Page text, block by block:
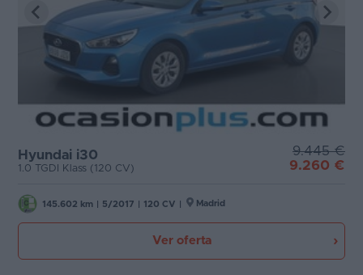
Hyundai i30
1.0 TGDI Klass (120 CV)
9.445 €
9.260 €
145.602 km 5/2017 120 CV Madrid
Ver oferta